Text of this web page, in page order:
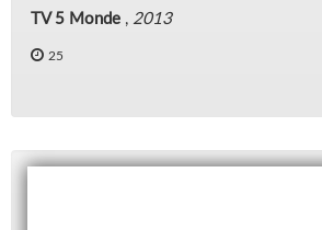
TV 5 Monde , 2013
25